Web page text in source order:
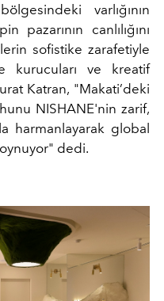
varlığının
pazarının canlılığını
sofistike zarafetiyle
kurucuları ve kreatif
Katran, "Makati’deki
NISHANE'nin zarif,
harmanlayarak global
dedi.